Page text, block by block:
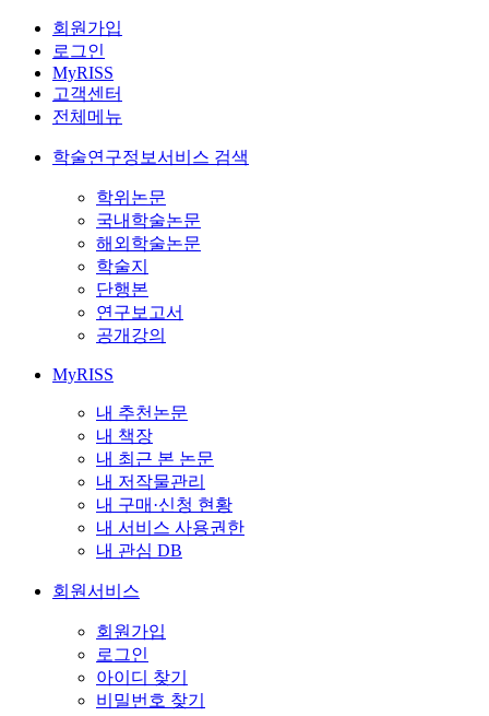
회원가입
로그인
MyRISS
고객센터
전체메뉴
학술연구정보서비스 검색
학위논문
국내학술논문
해외학술논문
학술지
단행본
연구보고서
공개강의
MyRISS
내 추천논문
내 책장
내 최근 본 논문
내 저작물관리
내 구매·신청 현황
내 서비스 사용권한
내 관심 DB
회원서비스
회원가입
로그인
아이디 찾기
비밀번호 찾기